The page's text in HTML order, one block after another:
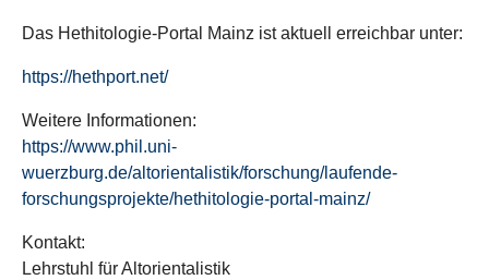
Das Hethitologie-Portal Mainz ist aktuell erreichbar unter:
https://hethport.net/
Weitere Informationen:
https://www.phil.uni-
wuerzburg.de/altorientalistik/forschung/laufende-
forschungsprojekte/hethitologie-portal-mainz/
Kontakt:
Lehrstuhl für Altorientalistik